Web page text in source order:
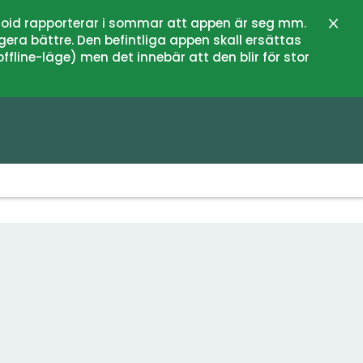
rapporterar i sommar att appen är seg mm.
bättre. Den befintliga appen skall ersättas
läge) men det innebär att den blir för stor